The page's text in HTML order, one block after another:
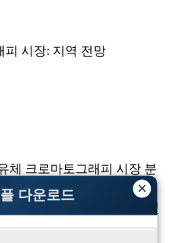
×
다운로드
피 시장: 지역 전망
체 크로마토그래피 시장 분
그래피 시장 분석, 통찰력 및